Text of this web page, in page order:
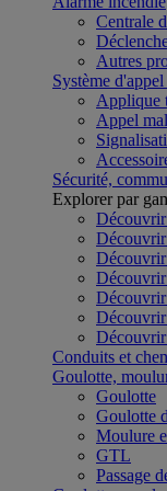
Centrale
Autres
Système
Applique
Appel
Sécurité,
Explorer par
Conduits et
Goulotte,
Goulotte
Goulotte
Moulure
GTL
Passage